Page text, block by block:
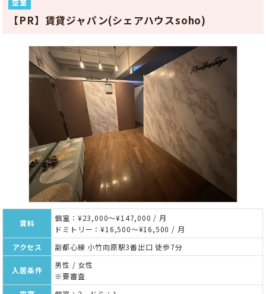
【PR】賃貸ジャパン(シェアハウスsoho)
賃料
個室：¥23,000～¥147,000 / 月
ドミトリー：¥16,500～¥16,500 / 月
アクセス
副都心線 小竹向原駅3番出口 徒歩7分
入居条件
男性 / 女性
※要審査